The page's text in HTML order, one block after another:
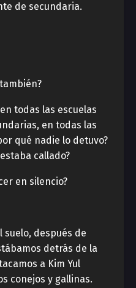
de secundaria.
todas las escuelas
en todas las
qué nadie lo detuvo?
callado?
en silencio?
suelo, después de
detrás de la
a Kim Yul
conejos y gallinas.